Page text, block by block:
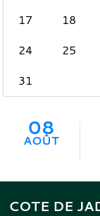
17
18
24
25
31
08
AOÛT
COTE DE